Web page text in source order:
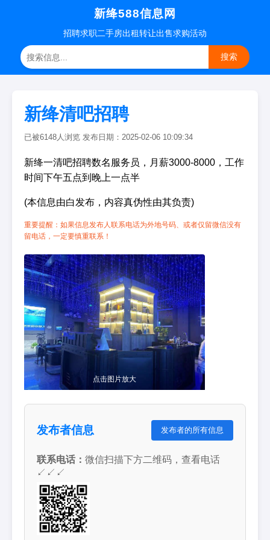
新绛588信息网
招聘求职二手房出租转让出售求购活动
搜索
新绛清吧招聘
已被6148人浏览 发布日期：2025-02-06 10:09:34
新绛一清吧招聘数名服务员，月薪3000-8000，工作
时间下午五点到晚上一点半
(本信息由白发布，内容真伪性由其负责)
重要提醒：如果信息发布人联系电话为外地号码、或者仅留微信没有
留电话，一定要慎重联系！
点击图片放大
发布者信息 发布者的所有信息
联系电话： 微信扫描下方二维码，查看电话
↙↙↙